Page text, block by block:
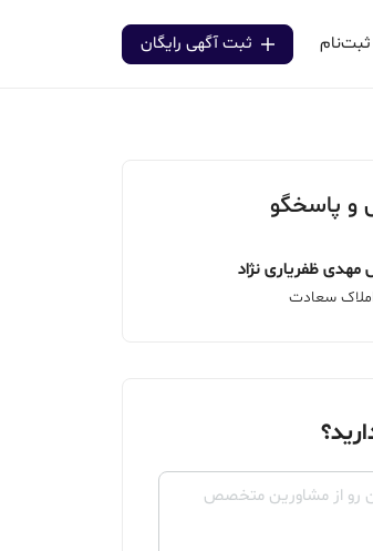
ثبت‌نام ثبت آگهی رایگان
و پاسخگو
ظفریاری نژاد
سعادت